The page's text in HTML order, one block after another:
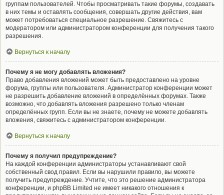
группам пользователей. Чтобы просматривать такие форумы, создавать
в них темы и оставлять сообщения, совершать другие действия, вам
может потребоваться специальное разрешение. Свяжитесь с
модератором или администратором конференции для получения такого
разрешения.
Вернуться к началу
Почему я не могу добавлять вложения?
Право добавления вложений может быть предоставлено на уровне
форума, группы или пользователя. Администратор конференции может
не разрешить добавление вложений в определённых форумах. Также
возможно, что добавлять вложения разрешено только членам
определённых групп. Если вы не знаете, почему не можете добавлять
вложения, свяжитесь с администратором конференции.
Вернуться к началу
Почему я получил предупреждение?
На каждой конференции администраторы устанавливают свой
собственный свод правил. Если вы нарушили правило, вы можете
получить предупреждение. Учтите, что это решение администратора
конференции, и phpBB Limited не имеет никакого отношения к